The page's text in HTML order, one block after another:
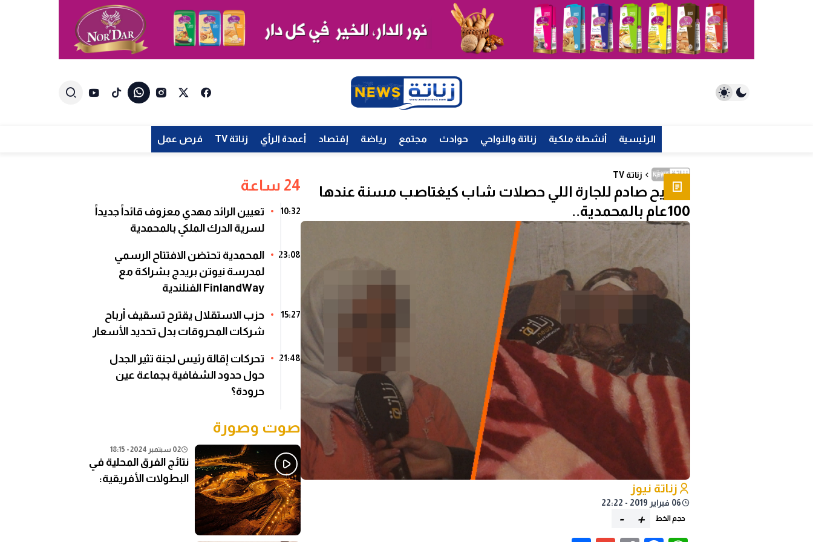
الرئيسية أنشطة ملكية زناتة والنواحي حوادث مجتمع رياضة إقتصاد أعمدة الرأي زناتة TV فرص عمل
زناتة TV
تصريح صادم للجارة اللي حصلات شاب كيغتاصب مسنة عندها
100عام بالمحمدية..
زناتة نيوز
06 فبراير 2019 - 22:22
حجم الخط +
-
24 ساعة
10:32
تعيين الرائد مهدي معزوف قائداً جديداً
لسرية الدرك الملكي بالمحمدية
23:08
المحمدية تحتضن الافتتاح الرسمي
لمدرسة نيوتن بريدج بشراكة مع
FinlandWay الفنلندية
15:27
حزب الاستقلال يقترح تسقيف أرباح
شركات المحروقات بدل تحديد الأسعار
21:48
تحركات إقالة رئيس لجنة تثير الجدل
حول حدود الشفافية بجماعة عين
حرودة؟
صوت وصورة
02 سبتمبر 2024 - 18:15
نتائج الفرق المحلية في
البطولات الأفريقية: